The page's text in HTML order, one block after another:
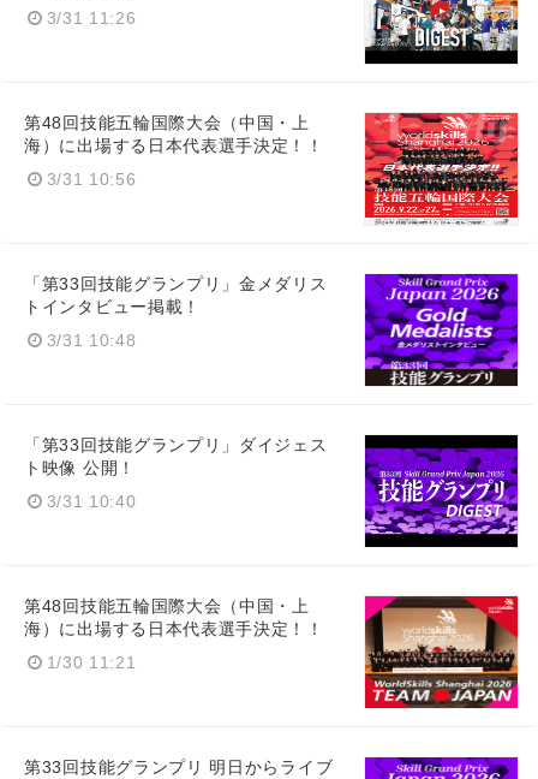
3/31 11:26
第48回技能五輪国際大会（中国・上
海）に出場する日本代表選手決定！！
3/31 10:56
「第33回技能グランプリ」金メダリス
トインタビュー掲載！
3/31 10:48
「第33回技能グランプリ」ダイジェス
ト映像 公開！
3/31 10:40
第48回技能五輪国際大会（中国・上
海）に出場する日本代表選手決定！！
1/30 11:21
第33回技能グランプリ 明日からライブ